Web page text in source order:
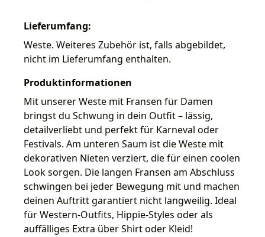
Lieferumfang:
Weste. Weiteres Zubehör ist, falls abgebildet,
nicht im Lieferumfang enthalten.
Produktinformationen
Mit unserer Weste mit Fransen für Damen
bringst du Schwung in dein Outfit – lässig,
detailverliebt und perfekt für Karneval oder
Festivals. Am unteren Saum ist die Weste mit
dekorativen Nieten verziert, die für einen coolen
Look sorgen. Die langen Fransen am Abschluss
schwingen bei jeder Bewegung mit und machen
deinen Auftritt garantiert nicht langweilig. Ideal
für Western-Outfits, Hippie-Styles oder als
auffälliges Extra über Shirt oder Kleid!